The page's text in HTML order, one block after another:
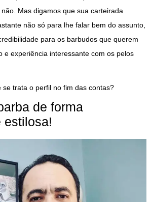
Mas digamos que sua carteirada
não só para lhe falar bem do assunto,
para os barbudos que querem
e experiência interessante com os pelos
se trata o perfil no fim das contas?
de forma
estilosa!